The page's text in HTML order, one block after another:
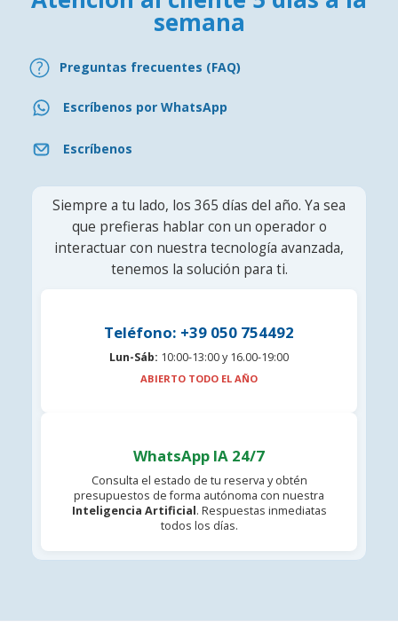
semana
Preguntas frecuentes (FAQ)
Escríbenos por WhatsApp
Escríbenos
Siempre a tu lado, los 365 días del año. Ya sea
que prefieras hablar con un operador o
interactuar con nuestra tecnología avanzada,
tenemos la solución para ti.
Teléfono: +39 050 754492
Lun-Sáb: 10:00-13:00 y 16.00-19:00
ABIERTO TODO EL AÑO
WhatsApp IA 24/7
Consulta el estado de tu reserva y obtén
presupuestos de forma autónoma con nuestra
Inteligencia Artificial. Respuestas inmediatas
todos los días.